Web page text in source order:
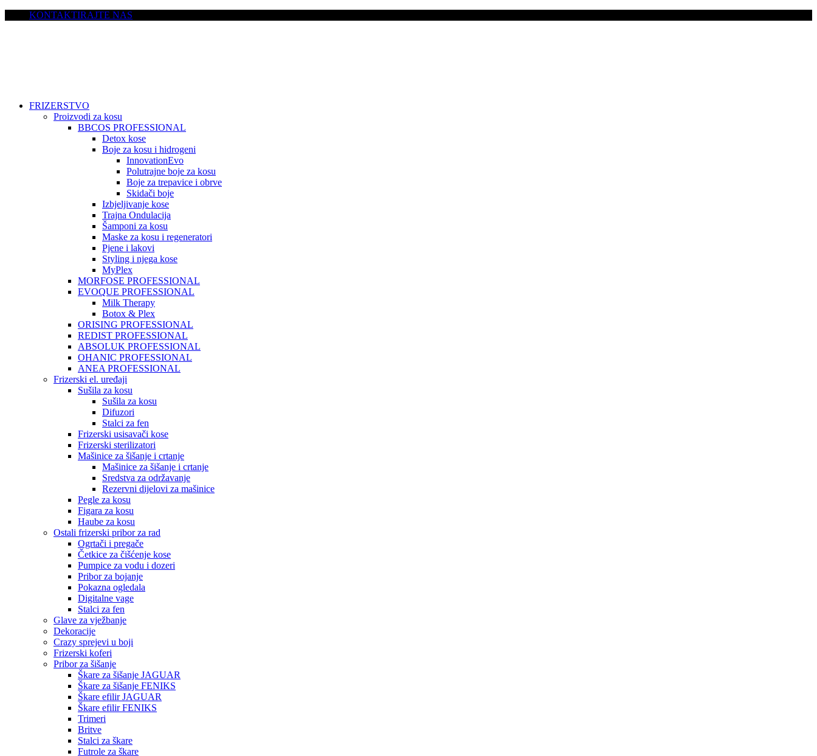
KONTAKTIRAJTE NAS
FRIZERSTVO
Proizvodi za kosu
BBCOS PROFESSIONAL
Detox kose
Boje za kosu i hidrogeni
InnovationEvo
Polutrajne boje za kosu
Boje za trepavice i obrve
Skidači boje
Izbjeljivanje kose
Trajna Ondulacija
Šamponi za kosu
Maske za kosu i regeneratori
Pjene i lakovi
Styling i njega kose
MyPlex
MORFOSE PROFESSIONAL
EVOQUE PROFESSIONAL
Milk Therapy
Botox & Plex
ORISING PROFESSIONAL
REDIST PROFESSIONAL
ABSOLUK PROFESSIONAL
OHANIC PROFESSIONAL
ANEA PROFESSIONAL
Frizerski el. uređaji
Sušila za kosu
Sušila za kosu
Difuzori
Stalci za fen
Frizerski usisavači kose
Frizerski sterilizatori
Mašinice za šišanje i crtanje
Mašinice za šišanje i crtanje
Sredstva za održavanje
Rezervni dijelovi za mašinice
Pegle za kosu
Figara za kosu
Haube za kosu
Ostali frizerski pribor za rad
Ogrtači i pregače
Četkice za čišćenje kose
Pumpice za vodu i dozeri
Pribor za bojanje
Pokazna ogledala
Digitalne vage
Stalci za fen
Glave za vježbanje
Dekoracije
Crazy sprejevi u boji
Frizerski koferi
Pribor za šišanje
Škare za šišanje JAGUAR
Škare za šišanje FENIKS
Škare efilir JAGUAR
Škare efilir FENIKS
Trimeri
Britve
Stalci za škare
Futrole za škare